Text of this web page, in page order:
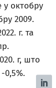
у октобру
2009.
г. та
г, што
0,5%.